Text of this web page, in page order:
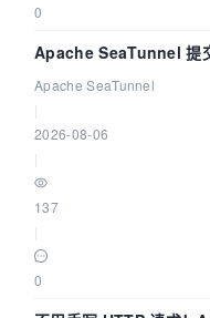
0
Apache SeaTunnel 提
Apache SeaTunnel
2026-08-06
137
0